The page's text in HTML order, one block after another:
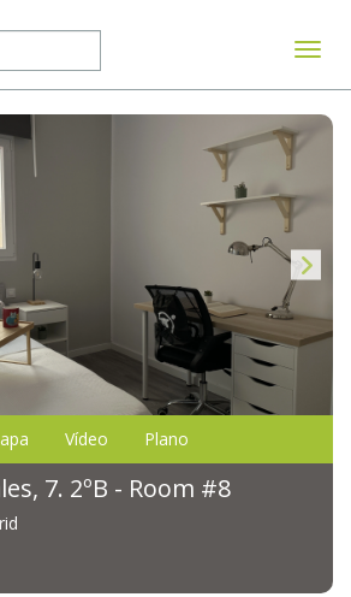
Vídeo Plano
7. 2ºB - Room #8